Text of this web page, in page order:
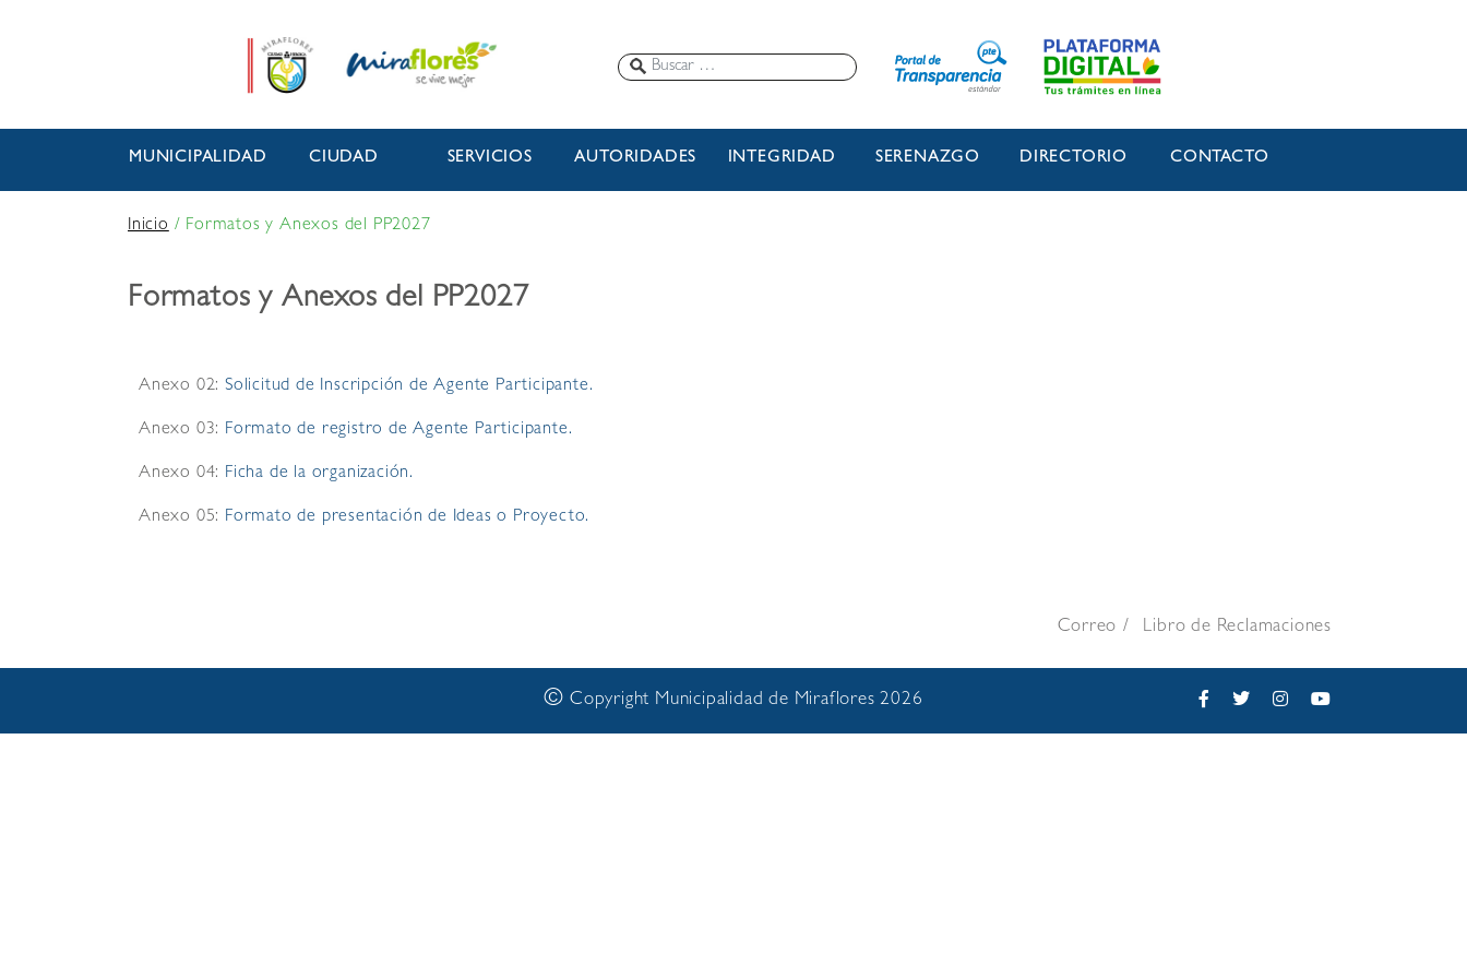
MUNICIPALIDAD CIUDAD SERVICIOS AUTORIDADES INTEGRIDAD SERENAZGO DIRECTORIO CONTACTO
Inicio/ Formatos y Anexos del PP2027
Formatos y Anexos del PP2027
Anexo 02:Solicitud de Inscripción de Agente Participante.
Anexo 03: Formato de registro de Agente Participante.
Anexo 04: Ficha de la organización.
Anexo 05: Formato de presentación de Ideas o Proyecto.
Correo Libro de Reclamaciones
© Copyright Municipalidad de Miraflores 2026